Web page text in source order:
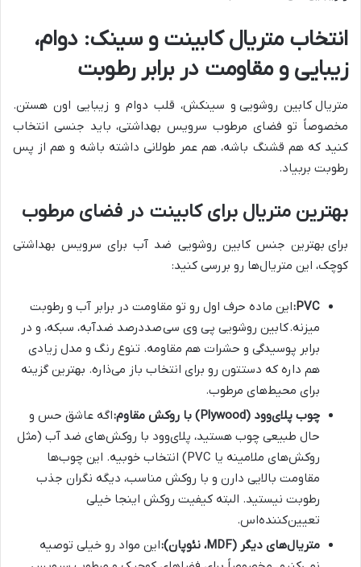
انتخاب متریال کابینت و سینک: دوام،
زیبایی و مقاومت در برابر رطوبت
متریال کابین روشویی و سینکش، قلب دوام و زیبایی اون هستن.
مخصوصاً تو فضای مرطوب سرویس بهداشتی، باید جنسی انتخاب
کنید که هم قشنگ باشه، هم عمر طولانی داشته باشه و هم از پس
رطوبت بربیاد.
بهترین متریال برای کابینت در فضای مرطوب
برای بهترین جنس کابین روشویی ضد آب برای سرویس بهداشتی
کوچک، این متریال‌ها رو بررسی کنید:
PVC: این ماده حرف اول رو تو مقاومت در برابر آب و رطوبت
میزنه.کابین روشویی پی وی سیصددرصد ضدآبه، سبکه، و در
برابر پوسیدگی و حشرات هم مقاومه. تنوع رنگ و مدل زیادی
هم داره که دستتون رو برای انتخاب باز می‌ذاره. بهترین گزینه
برای محیط‌های مرطوب.
چوب پلای‌وود (Plywood) با روکش مقاوم:
اگه عاشق حس و
حال طبیعی چوب هستید، پلای‌وود با روکش‌های ضد آب (مثل
روکش‌های ملامینه یا PVC) انتخاب خوبیه. این چوب‌ها
مقاومت بالایی دارن و با روکش مناسب، دیگه نگران جذب
رطوبت نیستید. البته کیفیت روکش اینجا خیلی
تعیین‌کننده‌اس.
متریال‌های دیگر (MDF، نئوپان):
این مواد رو خیلی توصیه